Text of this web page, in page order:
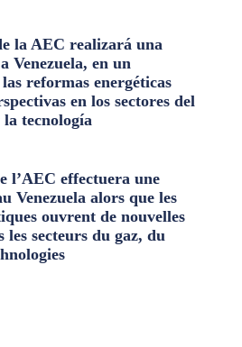
la AEC realizará una
Venezuela, en un
reformas energéticas
en los sectores del
tecnología
l’AEC effectuera une
Venezuela alors que les
ouvrent de nouvelles
les secteurs du gaz, du